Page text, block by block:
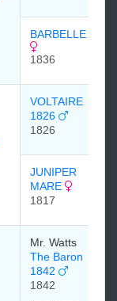
BARBELLE
1836
VOLTAIRE
1826
1826
JUNIPER
MARE
1817
Mr. Watts
The Baron
1842
1842